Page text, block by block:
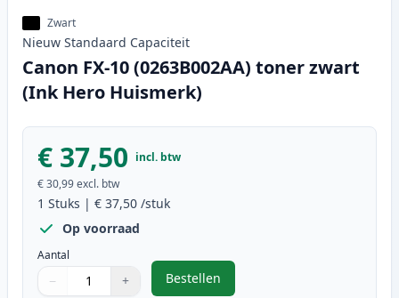
Zwart
Nieuw Standaard Capaciteit
Canon FX-10 (0263B002AA) toner zwart
(Ink Hero Huismerk)
€ 37,50 incl. btw
€ 30,99excl. btw
1 Stuks | € 37,50 /stuk
Op voorraad
Aantal
Gebruik de knoppen om aan te passen
− +
1
Bestellen
,Canon FX-10 (0263B002AA)